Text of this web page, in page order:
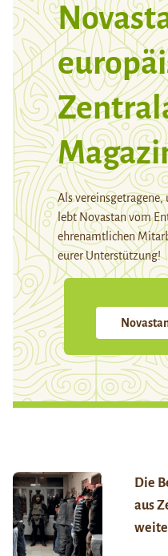
Als
lebt Novastan vom
ehrenamtlichen
eurer Unterstützung!
Die
aus